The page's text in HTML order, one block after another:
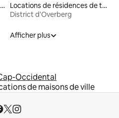
Résidences d'appartements en location
Locations de résidences de tourisme
District d'Overberg
Afficher plus
Occidental
de maisons de ville